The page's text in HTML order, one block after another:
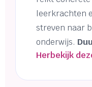
leerkrachten
streven naar
onderwijs.
Herbekijk